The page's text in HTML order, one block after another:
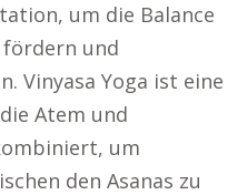
um die Balance
und
Vinyasa Yoga ist eine
Atem und
um
den Asanas zu